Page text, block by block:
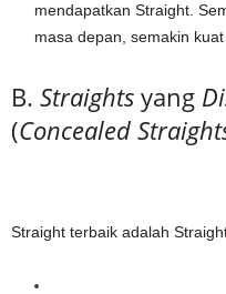
mendapatkan Straight.
masa depan, semakin
B. Straights yang
(Concealed
Straight terbaik adalah